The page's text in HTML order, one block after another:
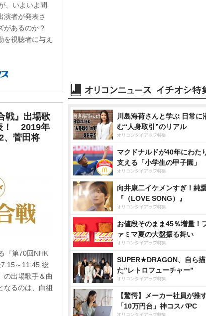
、いよいよ間
演者が発表さ
があるのか？
を視聴者に与え
戦』出場歌
！ 2019年
、菅田将
『第70回NHK
～11:45 総
出場歌手＆曲
るのは、白組
川島海荷さんと学ぶ 日常に
む“人身取引”のリアル
オリコンタイアップ特集
マクドナルドが40年にわた
支える「小学生の甲子園」
オリコンタイアップ特集
向井康二イケメンすぎ！純
『（LOVE SONG）』
オリコンタイアップ特集
お値段そのまま45％増量！
ァミマ夏の大盤振る舞い
オリコンタイアップ特集
SUPER★DRAGON、自ら
た”レトロフューチャー”
オリコンタイアップ特集
【驚愕】メーカー社員が推
「10万円台」神コスパPC
オリコンタイアップ特集